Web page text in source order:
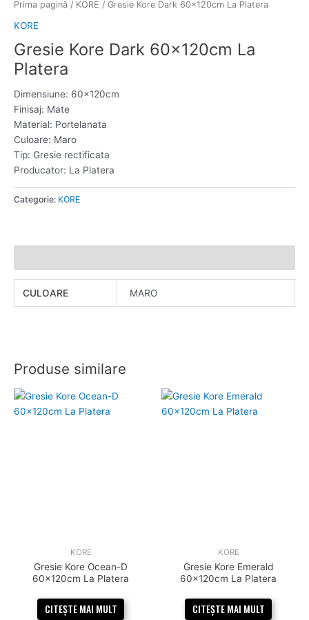
Prima pagină / KORE / Gresie Kore Dark 60x120cm La Platera
KORE
Gresie Kore Dark 60x120cm La
Platera
Dimensiune: 60x120cm
Finisaj: Mate
Material: Portelanata
Culoare: Maro
Tip: Gresie rectificata
Producator: La Platera
Categorie: KORE
CULOARE MARO
Produse similare
KORE
Gresie Kore Ocean-D
60x120cm La Platera
CITEȘTE MAI MULT
KORE
Gresie Kore Emerald
60x120cm La Platera
CITEȘTE MAI MULT